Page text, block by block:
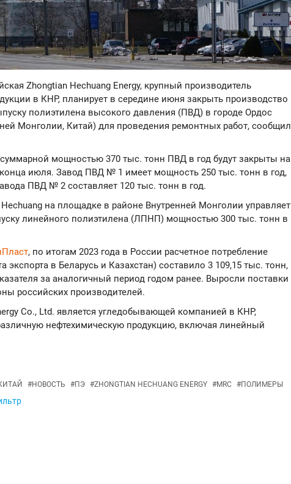
Zhongtian Hechuang Energy, крупный производитель
в КНР, планирует в середине июня закрыть производство
полиэтилена высокого давления (ПВД) в городе Ордос
Монголии, Китай) для проведения ремонтных работ, сообщил
мощностью 370 тыс. тонн ПВД в год будут закрыты на
июля. Завод ПВД № 1 имеет мощность 250 тыс. тонн в год,
ПВД № 2 составляет 120 тыс. тонн в год.
на площадке в районе Внутренней Монголии управляет
линейного полиэтилена (ЛПНП) мощностью 300 тыс. тонн в
, по итогам 2023 года в России расчетное потребление
экспорта в Беларусь и Казахстан) составило 3 109,15 тыс. тонн,
за аналогичный период годом ранее. Выросли поставки
российских производителей.
Co., Ltd. является угледобывающей компанией в КНР,
нефтехимическую продукцию, включая линейный
#НОВОСТЬ #ПЭ #ZHONGTIAN HECHUANG ENERGY #MRC #ПОЛИМЕРЫ